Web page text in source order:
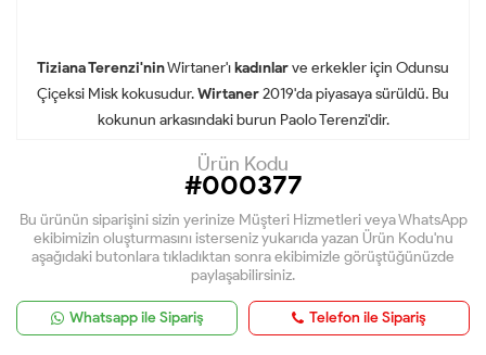
Tiziana Terenzi'ninWirtaner'ıkadınlarve erkekler için Odunsu
Çiçeksi Misk kokusudur.Wirtaner2019'da piyasaya sürüldü. Bu
kokunun arkasındaki burun Paolo Terenzi'dir.
Ürün Kodu
#000377
Bu ürünün siparişini sizin yerinize Müşteri Hizmetleri veya WhatsApp
ekibimizin oluşturmasını isterseniz yukarıda yazan Ürün Kodu'nu
aşağıdaki butonlara tıkladıktan sonra ekibimizle görüştüğünüzde
paylaşabilirsiniz.
Whatsapp ile Sipariş Telefon ile Sipariş